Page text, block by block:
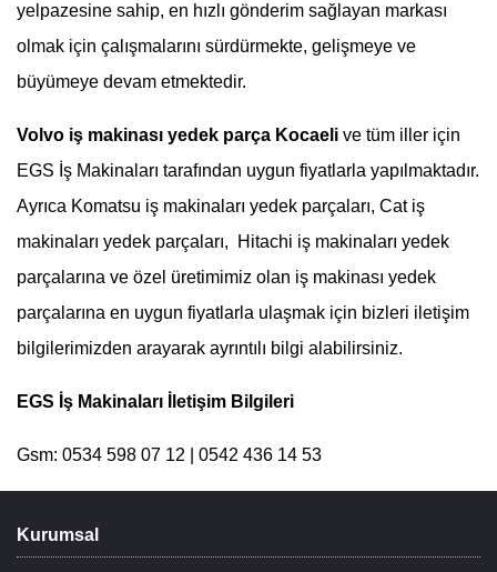
yelpazesine sahip, en hızlı gönderim sağlayan markası
olmak için çalışmalarını sürdürmekte, gelişmeye ve
büyümeye devam etmektedir.
Volvo iş makinası yedek parça Kocaeli ve tüm iller için
EGS İş Makinaları tarafından uygun fiyatlarla yapılmaktadır.
Ayrıca Komatsu iş makinaları yedek parçaları, Cat iş
makinaları yedek parçaları, Hitachi iş makinaları yedek
parçalarına ve özel üretimimiz olan iş makinası yedek
parçalarına en uygun fiyatlarla ulaşmak için bizleri iletişim
bilgilerimizden arayarak ayrıntılı bilgi alabilirsiniz.
EGS İş Makinaları İletişim Bilgileri
Gsm: 0534 598 07 12 | 0542 436 14 53
Kurumsal